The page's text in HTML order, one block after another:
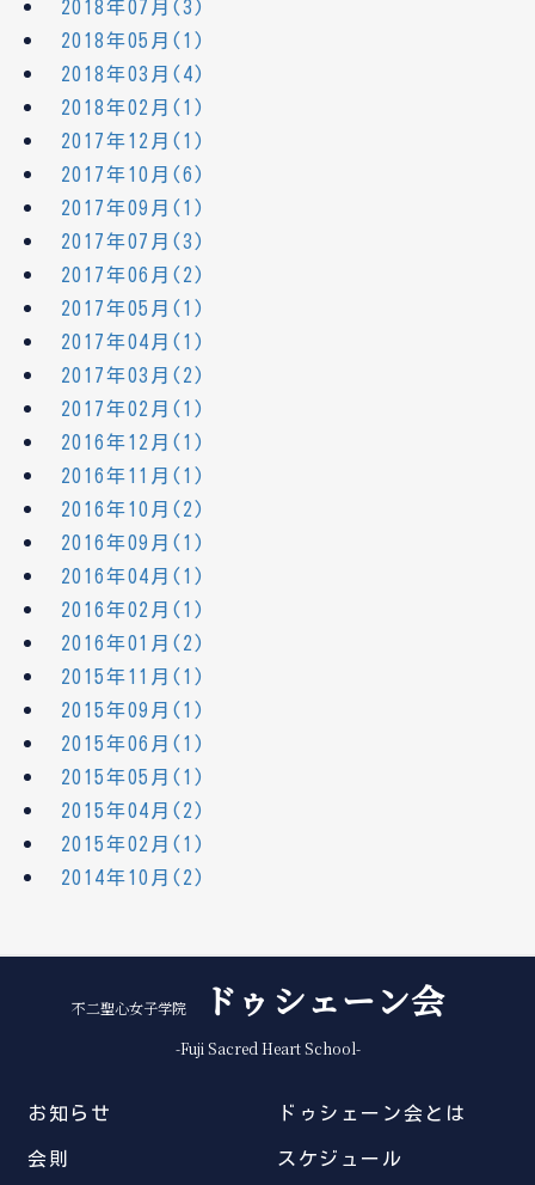
2018年07月(3)
2018年05月(1)
2018年03月(4)
2018年02月(1)
2017年12月(1)
2017年10月(6)
2017年09月(1)
2017年07月(3)
2017年06月(2)
2017年05月(1)
2017年04月(1)
2017年03月(2)
2017年02月(1)
2016年12月(1)
2016年11月(1)
2016年10月(2)
2016年09月(1)
2016年04月(1)
2016年02月(1)
2016年01月(2)
2015年11月(1)
2015年09月(1)
2015年06月(1)
2015年05月(1)
2015年04月(2)
2015年02月(1)
2014年10月(2)
不二聖心女子学院 ドゥシェーン会
-Fuji Sacred Heart School-
お知らせ ドゥシェーン会とは
会則 スケジュール